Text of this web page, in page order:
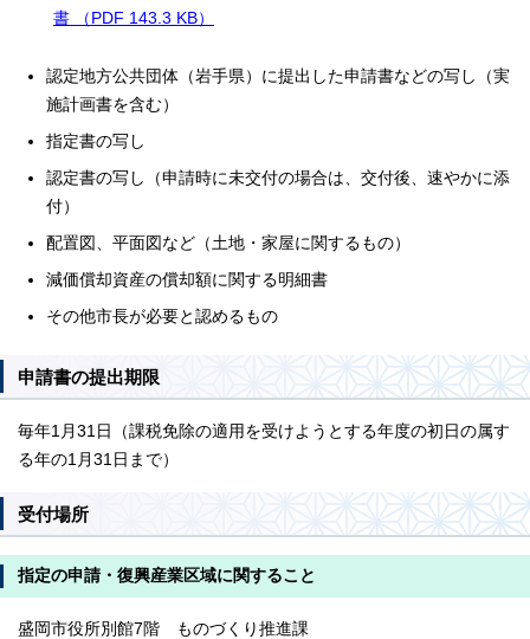
書 （PDF 143.3 KB）
認定地方公共団体（岩手県）に提出した申請書などの写し（実
施計画書を含む）
指定書の写し
認定書の写し（申請時に未交付の場合は、交付後、速やかに添
付）
配置図、平面図など（土地・家屋に関するもの）
減価償却資産の償却額に関する明細書
その他市長が必要と認めるもの
申請書の提出期限
毎年1月31日（課税免除の適用を受けようとする年度の初日の属す
る年の1月31日まで）
受付場所
指定の申請・復興産業区域に関すること
盛岡市役所別館7階 ものづくり推進課